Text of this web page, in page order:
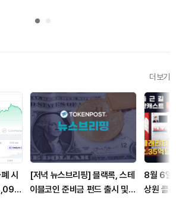
더보기
시
[저녁 뉴스브리핑] 블랙록, 스테
이블코인 준비금 펀드 출시 및
8월 6일
상원 클